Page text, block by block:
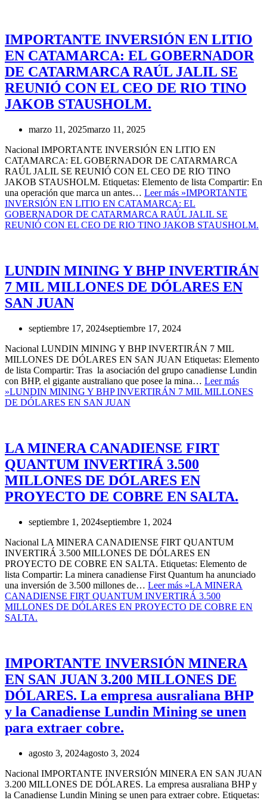
IMPORTANTE INVERSIÓN EN LITIO
EN CATAMARCA: EL GOBERNADOR
DE CATARMARCA RAÚL JALIL SE
REUNIÓ CON EL CEO DE RIO TINO
JAKOB STAUSHOLM.
marzo 11, 2025marzo 11, 2025
Nacional IMPORTANTE INVERSIÓN EN LITIO EN
CATAMARCA: EL GOBERNADOR DE CATARMARCA
RAÚL JALIL SE REUNIÓ CON EL CEO DE RIO TINO
JAKOB STAUSHOLM. Etiquetas: Elemento de lista Compartir: En
una operación que marca un antes… Leer más »IMPORTANTE
INVERSIÓN EN LITIO EN CATAMARCA: EL
GOBERNADOR DE CATARMARCA RAÚL JALIL SE
REUNIÓ CON EL CEO DE RIO TINO JAKOB STAUSHOLM.
LUNDIN MINING Y BHP INVERTIRÁN
7 MIL MILLONES DE DÓLARES EN
SAN JUAN
septiembre 17, 2024septiembre 17, 2024
Nacional LUNDIN MINING Y BHP INVERTIRÁN 7 MIL
MILLONES DE DÓLARES EN SAN JUAN Etiquetas: Elemento
de lista Compartir: Tras la asociación del grupo canadiense Lundin
con BHP, el gigante australiano que posee la mina… Leer más
»LUNDIN MINING Y BHP INVERTIRÁN 7 MIL MILLONES
DE DÓLARES EN SAN JUAN
LA MINERA CANADIENSE FIRT
QUANTUM INVERTIRÁ 3.500
MILLONES DE DÓLARES EN
PROYECTO DE COBRE EN SALTA.
septiembre 1, 2024septiembre 1, 2024
Nacional LA MINERA CANADIENSE FIRT QUANTUM
INVERTIRÁ 3.500 MILLONES DE DÓLARES EN
PROYECTO DE COBRE EN SALTA. Etiquetas: Elemento de
lista Compartir: La minera canadiense First Quantum ha anunciado
una inversión de 3.500 millones de… Leer más »LA MINERA
CANADIENSE FIRT QUANTUM INVERTIRÁ 3.500
MILLONES DE DÓLARES EN PROYECTO DE COBRE EN
SALTA.
IMPORTANTE INVERSIÓN MINERA
EN SAN JUAN 3.200 MILLONES DE
DÓLARES. La empresa ausraliana BHP
y la Canadiense Lundin Mining se unen
para extraer cobre.
agosto 3, 2024agosto 3, 2024
Nacional IMPORTANTE INVERSIÓN MINERA EN SAN JUAN
3.200 MILLONES DE DÓLARES. La empresa ausraliana BHP y
la Canadiense Lundin Mining se unen para extraer cobre. Etiquetas: